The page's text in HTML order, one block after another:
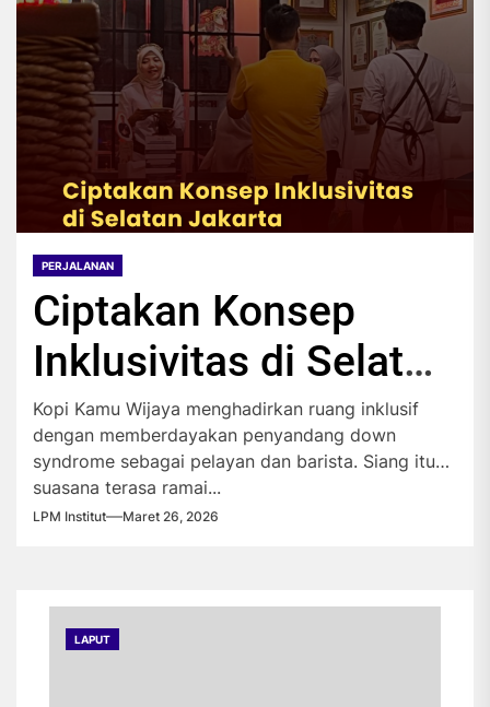
PERJALANAN
Ciptakan Konsep
Inklusivitas di Selatan
Jakarta
Kopi Kamu Wijaya menghadirkan ruang inklusif
dengan memberdayakan penyandang down
syndrome sebagai pelayan dan barista. Siang itu
suasana terasa ramai...
LPM Institut Maret 26, 2026
LAPUT